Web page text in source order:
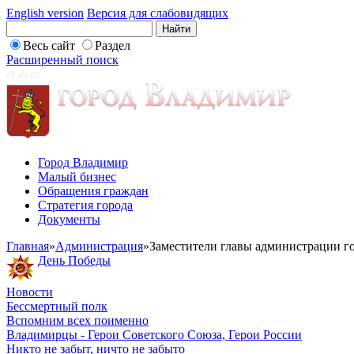
English version Версия для слабовидящих
Весь сайт
Раздел
Расширенный поиск
Город Владимир
Малый бизнес
Обращения граждан
Стратегия города
Документы
Главная»Администрация»Заместители главы администрации
День Победы
Новости
Бессмертный полк
Вспомним всех поименно
Владимирцы - Герои Советского Союза, Герои России
Никто не забыт, ничто не забыто